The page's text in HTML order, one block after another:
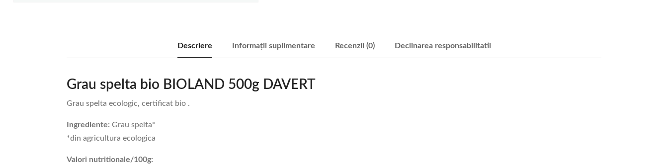
Descriere Informații suplimentare Recenzii (0) Declinarea responsabilitatii
Grau spelta bio BIOLAND 500g DAVERT
Grau spelta ecologic, certificat bio .
Ingrediente: Grau spelta*
*din agricultura ecologica
Valori nutritionale/100g: